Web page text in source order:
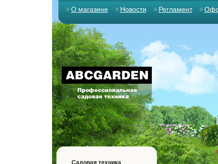
О магазине Новости Регламент
Садовая техника